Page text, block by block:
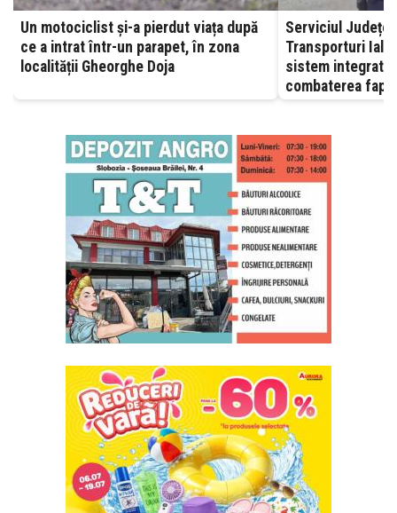
Un motociclist și-a pierdut viața după
ce a intrat într-un parapet, în zona
localității Gheorghe Doja
Serviciul
Transporturi Ialomița –
sistem integrat,
combaterea